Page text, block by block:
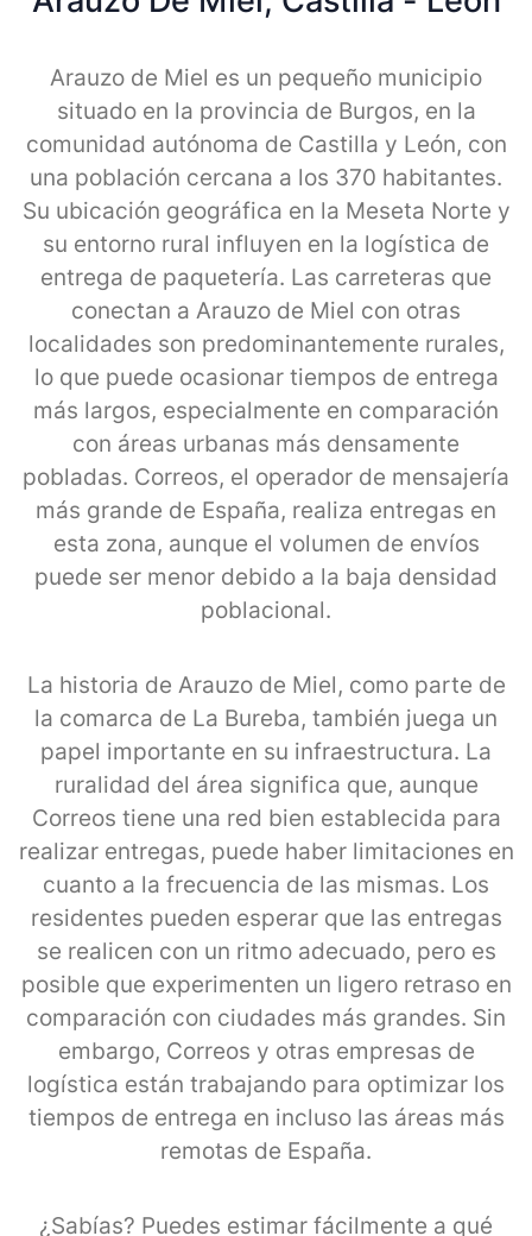
Arauzo de Miel es un pequeño municipio
situado en la provincia de Burgos, en la
comunidad autónoma de Castilla y León, con
una población cercana a los 370 habitantes.
Su ubicación geográfica en la Meseta Norte y
su entorno rural influyen en la logística de
entrega de paquetería. Las carreteras que
conectan a Arauzo de Miel con otras
localidades son predominantemente rurales,
lo que puede ocasionar tiempos de entrega
más largos, especialmente en comparación
con áreas urbanas más densamente
pobladas. Correos, el operador de mensajería
más grande de España, realiza entregas en
esta zona, aunque el volumen de envíos
puede ser menor debido a la baja densidad
poblacional.
La historia de Arauzo de Miel, como parte de
la comarca de La Bureba, también juega un
papel importante en su infraestructura. La
ruralidad del área significa que, aunque
Correos tiene una red bien establecida para
realizar entregas, puede haber limitaciones en
cuanto a la frecuencia de las mismas. Los
residentes pueden esperar que las entregas
se realicen con un ritmo adecuado, pero es
posible que experimenten un ligero retraso en
comparación con ciudades más grandes. Sin
embargo, Correos y otras empresas de
logística están trabajando para optimizar los
tiempos de entrega en incluso las áreas más
remotas de España.
¿Sabías? Puedes estimar fácilmente a qué